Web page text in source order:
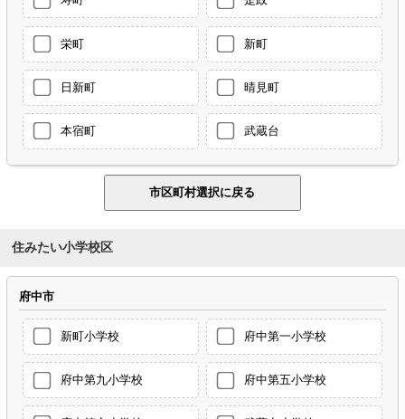
栄町 新町
日新町 晴見町
本宿町 武蔵台
住みたい小学校区
府中市
新町小学校 府中第一小学校
府中第九小学校 府中第五小学校